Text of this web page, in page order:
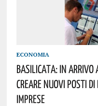
ECONOMIA
BASILICATA: IN ARRIVO
CREARE NUOVI POSTI
IMPRESE